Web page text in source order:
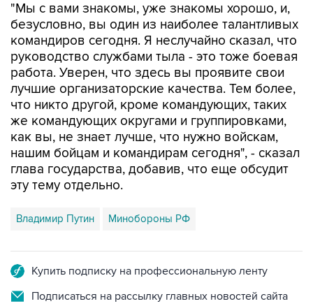
"Мы с вами знакомы, уже знакомы хорошо, и,
безусловно, вы один из наиболее талантливых
командиров сегодня. Я неслучайно сказал, что
руководство службами тыла - это тоже боевая
работа. Уверен, что здесь вы проявите свои
лучшие организаторские качества. Тем более,
что никто другой, кроме командующих, таких
же командующих округами и группировками,
как вы, не знает лучше, что нужно войскам,
нашим бойцам и командирам сегодня", - сказал
глава государства, добавив, что еще обсудит
эту тему отдельно.
Владимир Путин Минобороны РФ
Купить подписку на профессиональную ленту
Подписаться на рассылку главных новостей сайта